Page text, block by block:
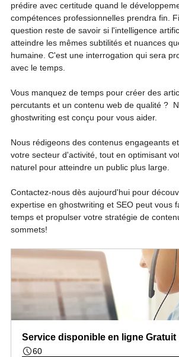
prédire avec certitude quand le
compétences professionnelles prendra fin.
question reste de savoir si l'intelligence
atteindre les mêmes subtilités et nuances
humaine. C'est une interrogation qui sera
avec le temps.
Vous manquez de temps pour créer des
percutants et un contenu web de qualité ?
ghostwriting est conçu pour vous aider.
Nous rédigeons des contenus engageants
votre secteur d'activité, tout en optimisant
naturel pour atteindre un public plus large.
Contactez-nous dès aujourd'hui pour
expertise en ghostwriting et SEO peut vous
temps et propulser votre stratégie de
sommets!
Service disponible en ligne Gratuit
60